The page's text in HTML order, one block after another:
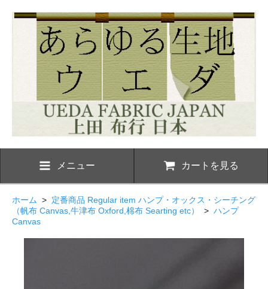
メニュー カートを見る
ホーム > 定番商品 Regular item ハンプ・オックス・シーチング
（帆布 Canvas,牛津布 Oxford,棉布 Searting etc）
> ハンプ
Canvas